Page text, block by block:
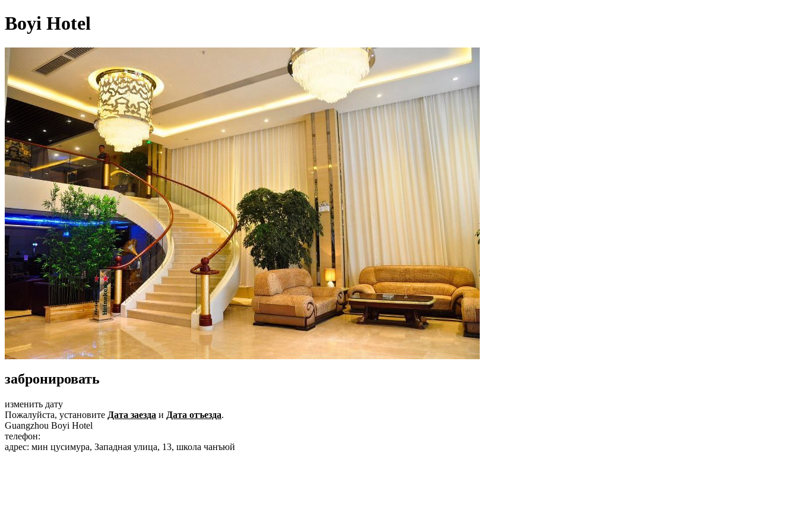
Boyi Hotel
забронировать
изменить дату
Пожалуйста, установите Дата заезда и Дата отъезда.
Guangzhou Boyi Hotel
телефон:
адрес: мин цусимура, Западная улица, 13, школа чанъюй